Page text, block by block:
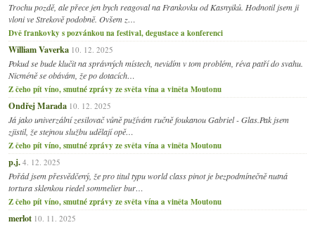
Trochu pozdě, ale přece jen bych reagoval na Frankovku od Kasnyiků. Hodnotil jsem ji
vloni ve Strekově podobně. Ovšem z…
Dvě frankovky s pozvánkou na festival, degustace a konferenci
William Vaverka 10. 12. 2025
Pokud se bude klučit na správných místech, nevidím v tom problém, réva patří do svahu.
Nicméně se obávám, že po dotacích…
Z čeho pít víno, smutné zprávy ze světa vína a viněta Moutonu
Ondřej Marada 10. 12. 2025
Já jako univerzální zesilovač vůně pužívám ručně foukanou Gabriel - Glas.Pak jsem
zjistil, že stejnou službu udělají opě…
Z čeho pít víno, smutné zprávy ze světa vína a viněta Moutonu
p.j. 4. 12. 2025
Pořád jsem přesvědčený, že pro titul typu world class pinot je bezpodmínečně nutná
tortura sklenkou riedel sommelier bur…
Z čeho pít víno, smutné zprávy ze světa vína a viněta Moutonu
merlot 10. 11. 2025